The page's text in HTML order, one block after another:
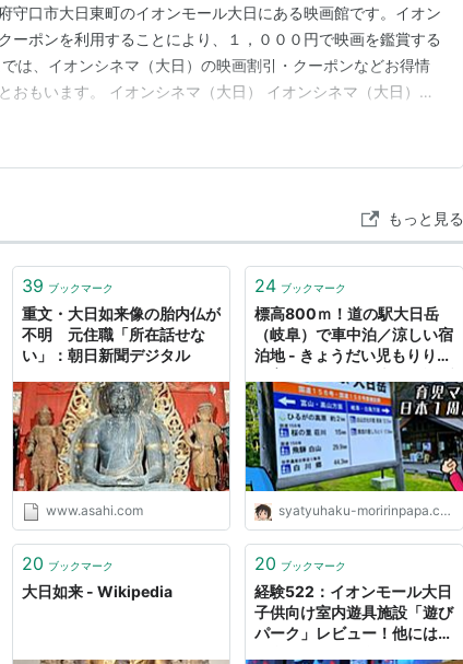
守口市大日東町のイオンモール大日にある映画館です。イオン
ーポンを利用することにより、１，０００円で映画を鑑賞する
は、イオンシネマ（大日）の映画割引・クーポンなどお得情
おもいます。 イオンシネマ（大日） イオンシネマ（大日）の
オンズデザイン）ならいつでも１，０００円で鑑賞可能！ イ
デザイン）でのチケットの購…
もっと見る
39 ブックマーク
重文・大日如来像の胎内仏が
不明 元住職「所在話せな
い」：朝日新聞デジタル
www.asahi.com
24 ブックマーク
標高800ｍ！道の駅大日岳
（岐阜）で車中泊／涼しい宿
泊地 - きょうだい児もりりん
ログ
syatyuhaku-moririnpapa.com
20 ブックマーク
大日如来 - Wikipedia
20 ブックマーク
経験522：イオンモール大日
子供向け室内遊具施設「遊び
パーク」レビュー！他には無